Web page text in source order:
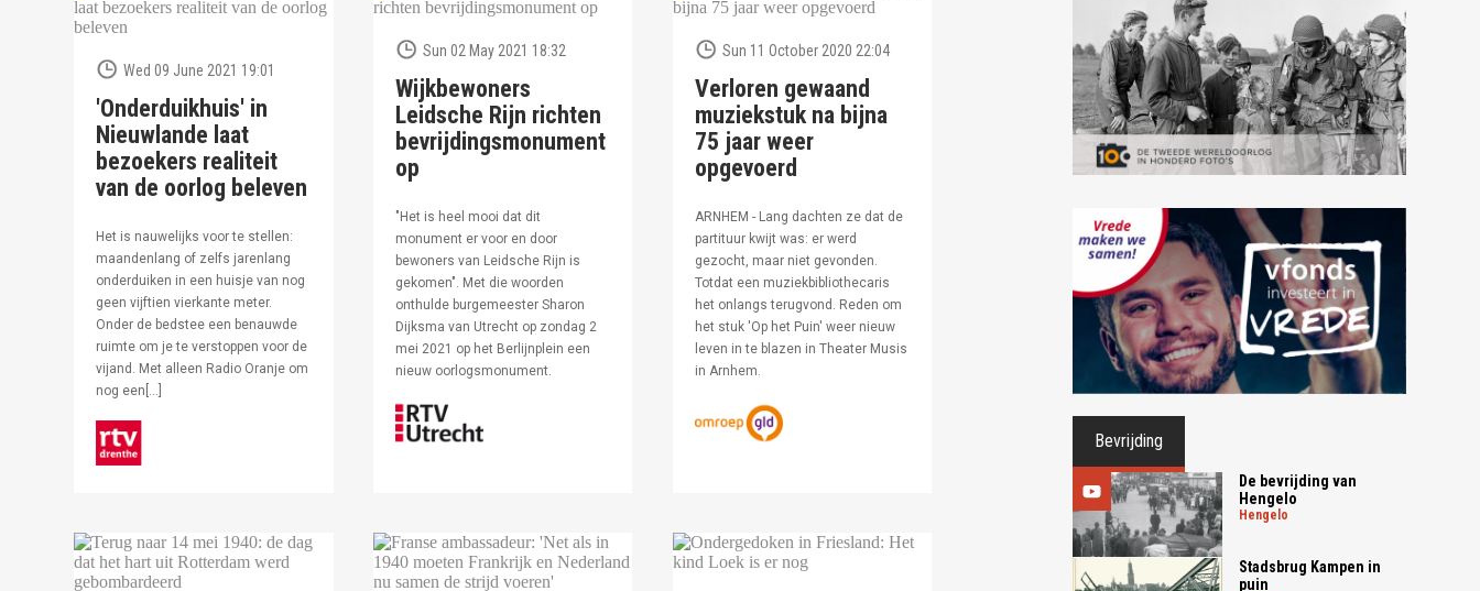
Wed 09 June 2021 19:01
'Onderduikhuis' in
Nieuwlande laat
bezoekers realiteit
van de oorlog beleven
Het is nauwelijks voor te stellen:
maandenlang of zelfs jarenlang
onderduiken in een huisje van nog
geen vijftien vierkante meter.
Onder de bedstee een benauwde
ruimte om je te verstoppen voor de
vijand. Met alleen Radio Oranje om
nog een[…]
Sun 02 May 2021 18:32
Wijkbewoners
Leidsche Rijn richten
bevrijdingsmonument
op
"Het is heel mooi dat dit
monument er voor en door
bewoners van Leidsche Rijn is
gekomen". Met die woorden
onthulde burgemeester Sharon
Dijksma van Utrecht op zondag 2
mei 2021 op het Berlijnplein een
nieuw oorlogsmonument.
Sun 11 October 2020 22:04
Verloren gewaand
muziekstuk na bijna
75 jaar weer
opgevoerd
ARNHEM - Lang dachten ze dat de
partituur kwijt was: er werd
gezocht, maar niet gevonden.
Totdat een muziekbibliothecaris
het onlangs terugvond. Reden om
het stuk 'Op het Puin' weer nieuw
leven in te blazen in Theater Musis
in Arnhem.
Bevrijding
De bevrijding van
Hengelo
hengelo
Stadsbrug Kampen in
puin